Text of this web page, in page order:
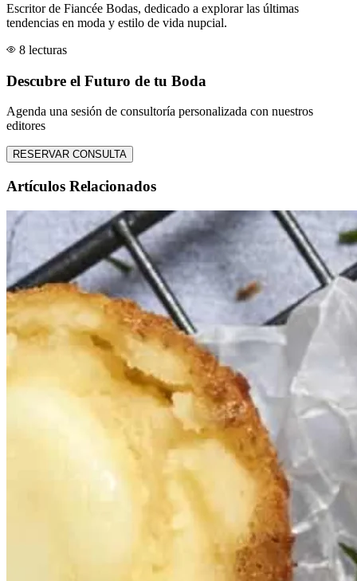
Escritor de Fiancée Bodas, dedicado a explorar las últimas
tendencias en moda y estilo de vida nupcial.
8 lecturas
Descubre el Futuro de tu Boda
Agenda una sesión de consultoría personalizada con nuestros
editores
RESERVAR CONSULTA
Artículos Relacionados